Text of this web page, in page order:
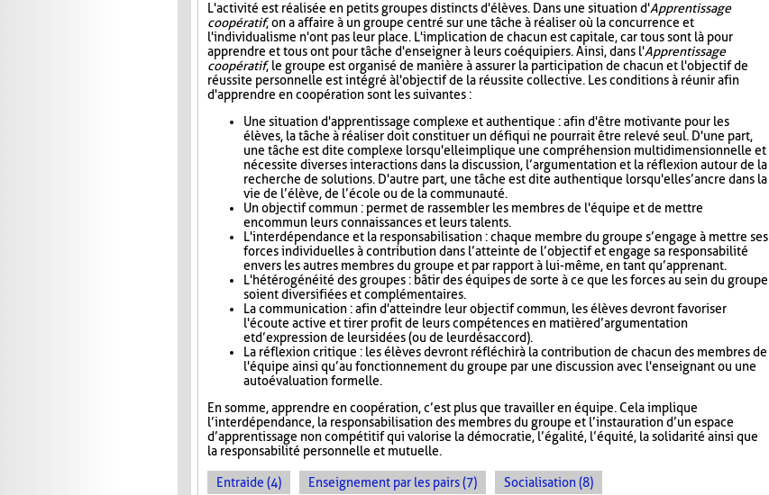
L'activité est réalisée en petits groupes distincts d'élèves. Dans une situation d'Apprentissage
coopératif, on a affaire à un groupe centré sur une tâche à réaliser où la concurrence et
l'individualisme n'ont pas leur place. L'implication de chacun est capitale, car tous sont là pour
apprendre et tous ont pour tâche d'enseigner à leurs coéquipiers. Ainsi, dans l'Apprentissage
coopératif, le groupe est organisé de manière à assurer la participation de chacun et l'objectif de
réussite personnelle est intégré à l'objectif de la réussite collective. Les conditions à réunir afin
d'apprendre en coopération sont les suivantes :
Une situation d'apprentissage complexe et authentique : afin d'être motivante pour les
élèves, la tâche à réaliser doit constituer un défi qui ne pourrait être relevé seul. D'une part,
une tâche est dite complexe lorsqu'elle implique une compréhension multidimensionnelle et
nécessite diverses interactions dans la discussion, l’argumentation et la réflexion autour de la
recherche de solutions. D'autre part, une tâche est dite authentique lorsqu'elle s’ancre dans la
vie de l’élève, de l’école ou de la communauté.
Un objectif commun : permet de rassembler les membres de l'équipe et de mettre
en commun leurs connaissances et leurs talents.
L'interdépendance et la responsabilisation : chaque membre du groupe s’engage à mettre ses
forces individuelles à contribution dans l’atteinte de l’objectif et engage sa responsabilité
envers les autres membres du groupe et par rapport à lui-même, en tant qu’apprenant.
L'hétérogénéité des groupes : bâtir des équipes de sorte à ce que les forces au sein du groupe
soient diversifiées et complémentaires.
La communication : afin d'atteindre leur objectif commun, les élèves devront favoriser
l'écoute active et tirer profit de leurs compétences en matière d’argumentation
et d’expression de leurs idées (ou de leur désaccord).
La réflexion critique : les élèves devront réfléchir à la contribution de chacun des membres de
l'équipe ainsi qu’au fonctionnement du groupe par une discussion avec l'enseignant ou une
autoévaluation formelle.
En somme, apprendre en coopération, c’est plus que travailler en équipe. Cela implique
l’interdépendance, la responsabilisation des membres du groupe et l’instauration d’un espace
d’apprentissage non compétitif qui valorise la démocratie, l’égalité, l’équité, la solidarité ainsi que
la responsabilité personnelle et mutuelle.
Entraide (4) Enseignement par les pairs (7) Socialisation (8)